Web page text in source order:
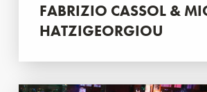
FABRIZIO CASSOL &
HATZIGEORGIOU